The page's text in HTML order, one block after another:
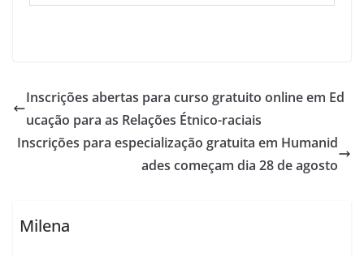
Inscrições abertas para curso gratuito online em Ed
ucação para as Relações Étnico-raciais
Inscrições para especialização gratuita em Humanid
ades começam dia 28 de agosto
Milena